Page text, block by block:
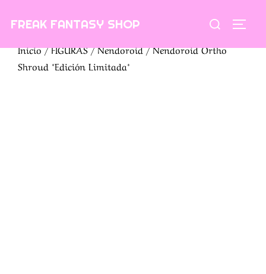
FREAK FANTASY SHOP Buscar:
Inicio/FIGURAS/Nendoroid/ Nendoroid Ortho
Shroud *Edición Limitada*